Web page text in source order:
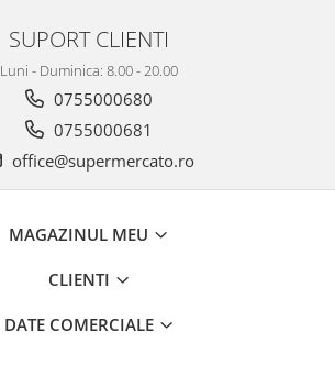
SUPORT CLIENTI
Luni - Duminica: 8.00 - 20.00
0755000680
0755000681
office@supermercato.ro
MAGAZINUL MEU
CLIENTI
DATE COMERCIALE